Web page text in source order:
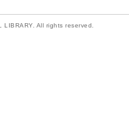
All rights reserved.